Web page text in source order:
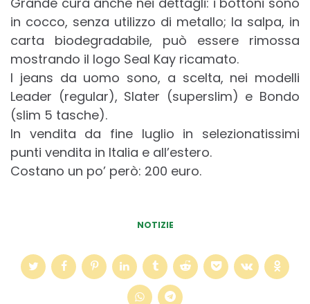
in cocco, senza utilizzo di metallo; la salpa, in
carta biodegradabile, può essere rimossa
mostrando il logo Seal Kay ricamato.
I jeans da uomo sono, a scelta, nei modelli
Leader (regular), Slater (superslim) e Bondo
(slim 5 tasche).
In vendita da fine luglio in selezionatissimi
punti vendita in Italia e all’estero.
Costano un po’ però: 200 euro.
NOTIZIE